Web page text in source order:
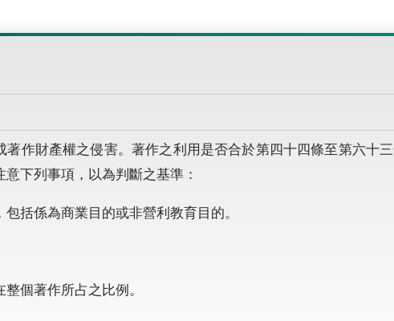
著作財產權之侵害。著作之利用是否合於第四十四條至第六十
下列事項，以為判斷之基準：
括係為商業目的或非營利教育目的。
個著作所占之比例。